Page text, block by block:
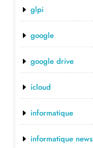
glpi
google
google drive
icloud
informatique
informatique news